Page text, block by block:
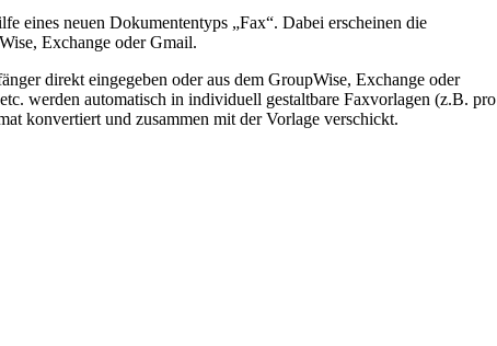
eines neuen Dokumententyps „Fax“. Dabei erscheinen die
Exchange oder Gmail.
direkt eingegeben oder aus dem GroupWise, Exchange oder
werden automatisch in individuell gestaltbare Faxvorlagen (z.B. pro
konvertiert und zusammen mit der Vorlage verschickt.